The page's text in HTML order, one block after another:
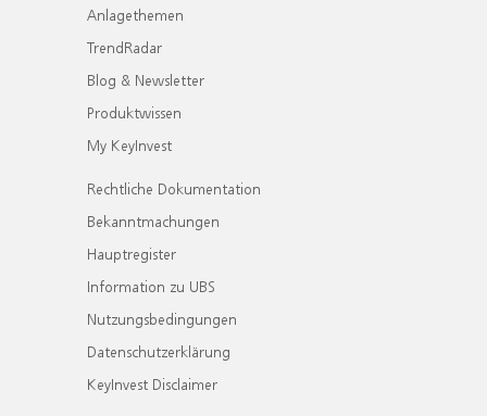
Anlagethemen
TrendRadar
Blog & Newsletter
Produktwissen
My KeyInvest
Rechtliche Dokumentation
Bekanntmachungen
Hauptregister
Information zu UBS
Nutzungsbedingungen
Datenschutzerklärung
KeyInvest Disclaimer